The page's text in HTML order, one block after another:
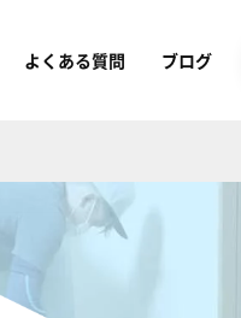
よくある質問 ブログ